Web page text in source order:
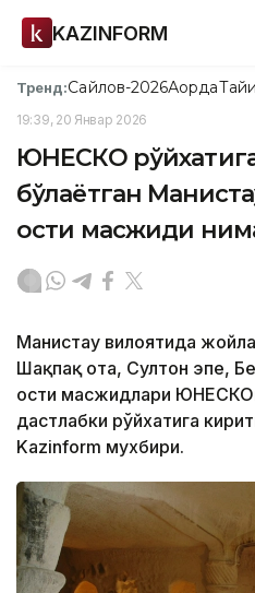
KAZINFORM
Тренд:Сайлов-2026Ақорда
19:39, 20 Январ 2026
ЮНЕСКО
бўлаётган
ости масжиди
Манғистау вилоятида
Шақпақ ота, Султон эпе,
ости масжидлари
дастлабки рўйхатига
Kazinform мухбири.